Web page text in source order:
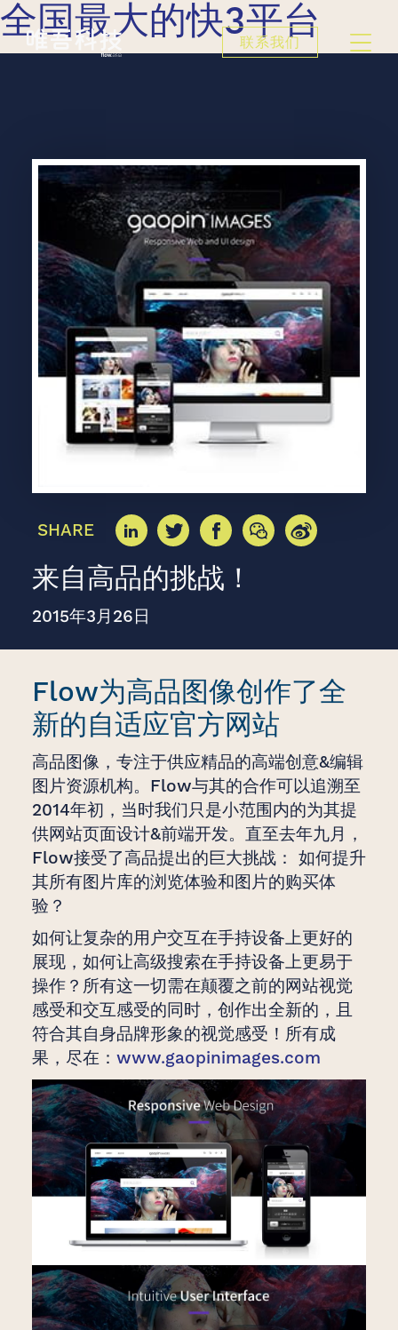
全国最大的快3平台
联系我们
SHARE
来自高品的挑战！
2015年3月26日
Flow为高品图像创作了全
新的自适应官方网站
高品图像，专注于供应精品的高端创意&编辑
图片资源机构。Flow与其的合作可以追溯至
2014年初，当时我们只是小范围内的为其提
供网站页面设计&前端开发。直至去年九月，
Flow接受了高品提出的巨大挑战： 如何提升
其所有图片库的浏览体验和图片的购买体
验？
如何让复杂的用户交互在手持设备上更好的
展现，如何让高级搜索在手持设备上更易于
操作？所有这一切需在颠覆之前的网站视觉
感受和交互感受的同时，创作出全新的，且
符合其自身品牌形象的视觉感受！所有成
果，尽在： www.gaopinimages.com